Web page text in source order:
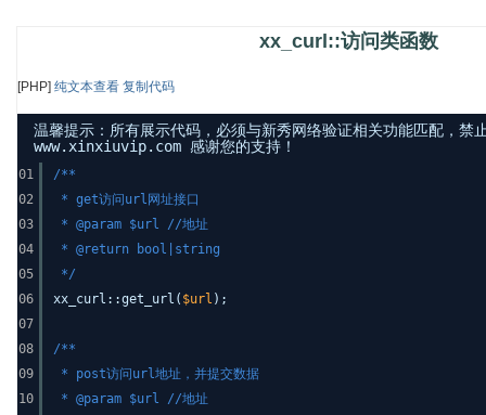
xx_curl::访问类函数
[PHP] 纯文本查看 复制代码
温馨提示：所有展示代码，必须与新秀网络验证相关功能匹配，禁
www.xinxiuvip.com 感谢您的支持！
01
02
03
04
05
06
07
08
09
10
/**
* get访问url网址接口
* @param $url //地址
* @return bool|string
*/
xx_curl::get_url( $url );
/**
* post访问url地址，并提交数据
* @param $url //地址